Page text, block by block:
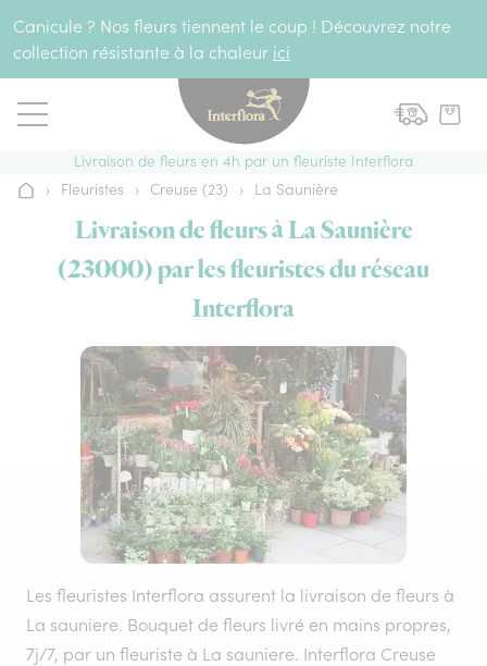
Canicule ? Nos fleurs tiennent le coup ! Découvrez notre
collection résistante à la chaleur ici
Livraison de fleurs en 4h par un fleuriste Interflora
Accueil
› Fleuristes › Creuse (23) › La Saunière
Livraison de fleurs à La Saunière
(23000) par les fleuristes du réseau
Interflora
Les fleuristes Interflora assurent la livraison de fleurs à
La sauniere. Bouquet de fleurs livré en mains propres,
7j/7, par un fleuriste à La sauniere. Interflora Creuse